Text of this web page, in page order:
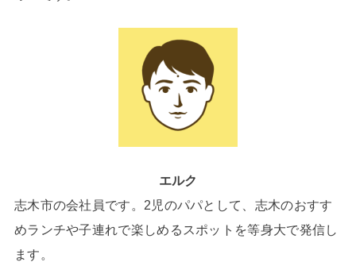
エルク
志木市の会社員です。2児のパパとして、志木のおすす
めランチや子連れで楽しめるスポットを等身大で発信し
ます。